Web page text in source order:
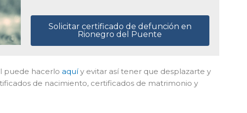
Solicitar certificado de defunción en
Rionegro del Puente
puede hacerlo aquíy evitar así tener que desplazarte y
de nacimiento, certificados de matrimonio y